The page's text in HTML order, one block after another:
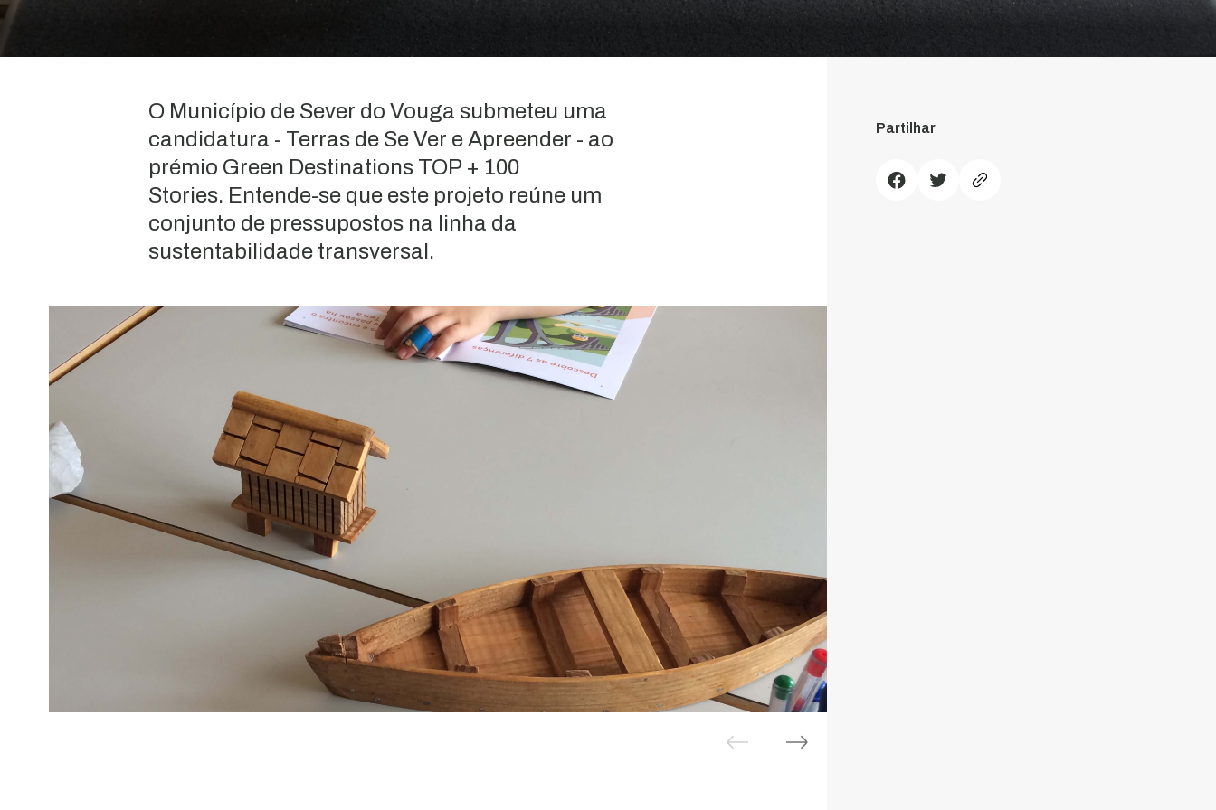
O Município de Sever do Vouga submeteu uma
candidatura - Terras de Se Ver e Apreender - ao
prémio Green Destinations TOP + 100
Stories. Entende-se que este projeto reúne um
conjunto de pressupostos na linha da
sustentabilidade transversal.
Partilhar